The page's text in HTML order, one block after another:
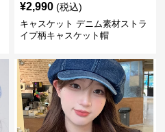
¥2,990 (税込)
キャスケット デニム素材ストラ
イプ柄キャスケット帽